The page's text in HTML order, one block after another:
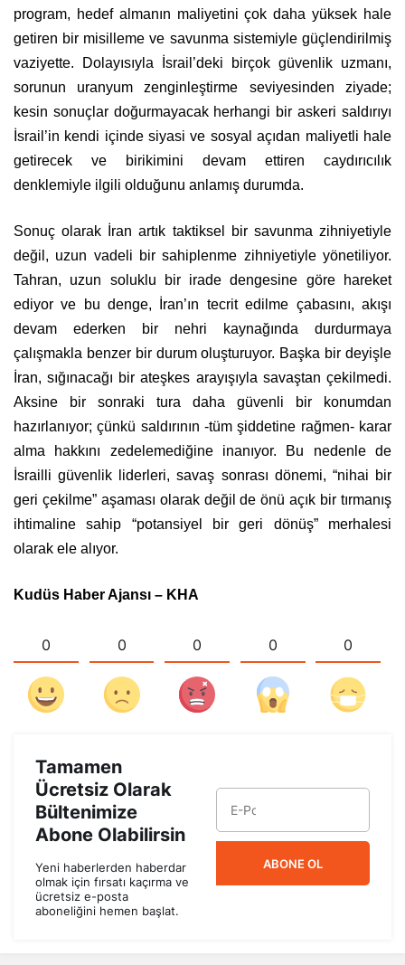
program, hedef almanın maliyetini çok daha yüksek hale
getiren bir misilleme ve savunma sistemiyle güçlendirilmiş
vaziyette. Dolayısıyla İsrail’deki birçok güvenlik uzmanı,
sorunun uranyum zenginleştirme seviyesinden ziyade;
kesin sonuçlar doğurmayacak herhangi bir askeri saldırıyı
İsrail’in kendi içinde siyasi ve sosyal açıdan maliyetli hale
getirecek ve birikimini devam ettiren caydırıcılık
denklemiyle ilgili olduğunu anlamış durumda.
Sonuç olarak İran artık taktiksel bir savunma zihniyetiyle
değil, uzun vadeli bir sahiplenme zihniyetiyle yönetiliyor.
Tahran, uzun soluklu bir irade dengesine göre hareket
ediyor ve bu denge, İran’ın tecrit edilme çabasını, akışı
devam ederken bir nehri kaynağında durdurmaya
çalışmakla benzer bir durum oluşturuyor. Başka bir deyişle
İran, sığınacağı bir ateşkes arayışıyla savaştan çekilmedi.
Aksine bir sonraki tura daha güvenli bir konumdan
hazırlanıyor; çünkü saldırının -tüm şiddetine rağmen- karar
alma hakkını zedelemediğine inanıyor. Bu nedenle de
İsrailli güvenlik liderleri, savaş sonrası dönemi, “nihai bir
geri çekilme” aşaması olarak değil de önü açık bir tırmanış
ihtimaline sahip “potansiyel bir geri dönüş” merhalesi
olarak ele alıyor.
Kudüs Haber Ajansı – KHA
0 0 0 0 0
Tamamen
Ücretsiz Olarak
Bültenimize
Abone Olabilirsin
Yeni haberlerden haberdar
olmak için fırsatı kaçırma ve
ücretsiz e-posta
aboneliğini hemen başlat.
ABONE OL